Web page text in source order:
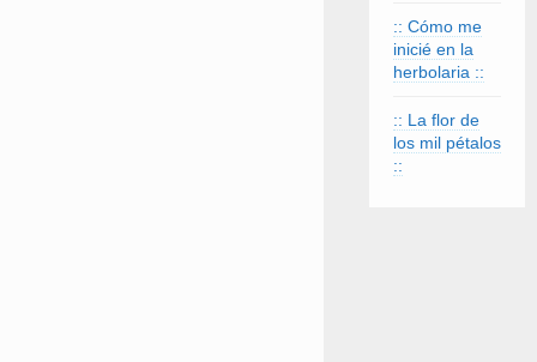
:: Cómo me
inicié en la
herbolaria ::
:: La flor de
los mil pétalos
::